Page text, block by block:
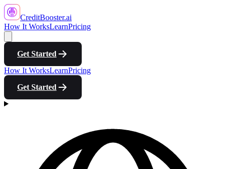
CreditBooster.ai
How It WorksLearnPricing
Get Started
How It WorksLearnPricing
Get Started